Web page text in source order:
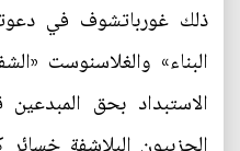
ذلك غورباتشوف في
البناء» والغلاسنوست
الاستبداد بحق المبدعين